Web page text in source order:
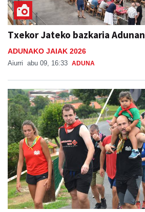
Txekor Jateko bazkaria Adunan
ADUNAKO JAIAK 2026
Aiurri abu 09, 16:33 ADUNA